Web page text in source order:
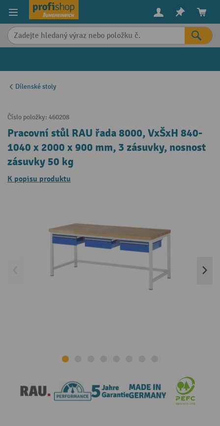
content
Dílenské stoly
Číslo položky: 460208
Pracovní stůl RAU řada 8000, VxŠxH 840-
1040 x 2000 x 900 mm, 3 zásuvky, nosnost
zásuvky 50 kg
K popisu produktu